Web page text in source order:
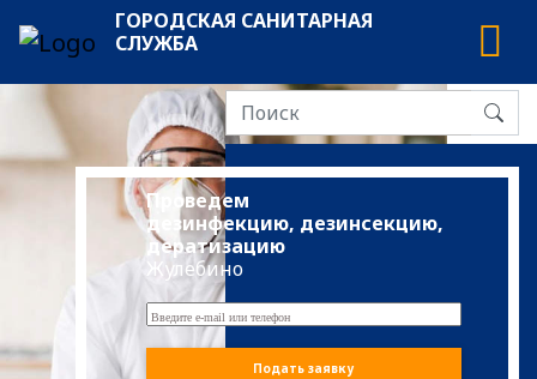
ГОРОДСКАЯ САНИТАРНАЯ
СЛУЖБА
Проведем
дезинфекцию, дезинсекцию,
дератизацию
Жулебино
Подать заявку